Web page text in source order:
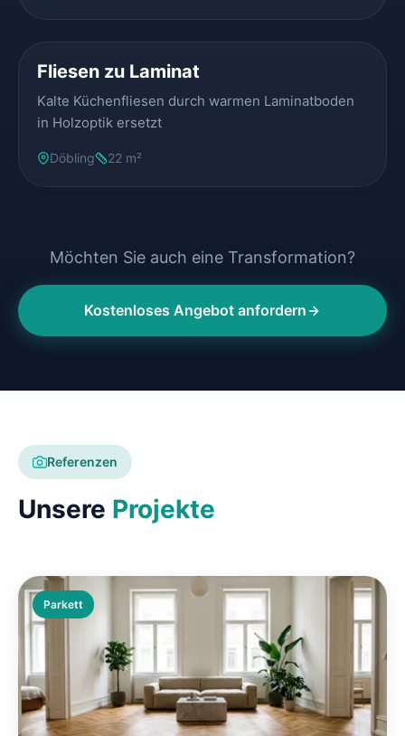
Fliesen zu Laminat
Kalte Küchenfliesen durch warmen Laminatboden
in Holzoptik ersetzt
Döbling 22 m²
Möchten Sie auch eine Transformation?
Kostenloses Angebot anfordern
Referenzen
Unsere Projekte
Parkett